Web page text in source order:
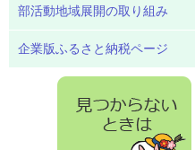
部活動地域展開の取り組み
企業版ふるさと納税ページ